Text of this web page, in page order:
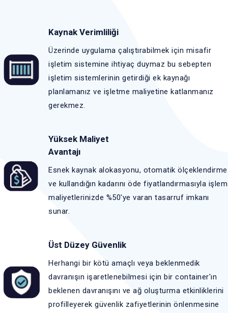
Kaynak Verimliliği
Üzerinde uygulama çalıştırabilmek için misafir
işletim sistemine ihtiyaç duymaz bu sebepten
işletim sistemlerinin getirdiği ek kaynağı
planlamanız ve işletme maliyetine katlanmanız
gerekmez.
Yüksek Maliyet
Avantajı
Esnek kaynak alokasyonu, otomatik ölçeklendirme
ve kullandığın kadarını öde fiyatlandırmasıyla işlem
maliyetlerinizde %50'ye varan tasarruf imkanı
sunar.
Üst Düzey Güvenlik
Herhangi bir kötü amaçlı veya beklenmedik
davranışın işaretlenebilmesi için bir container'ın
beklenen davranışını ve ağ oluşturma etkinliklerini
profilleyerek güvenlik zafiyetlerinin önlenmesine